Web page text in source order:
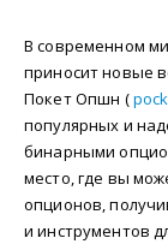
В современном
приносит новые
Покет Опшн (
популярных и
бинарными
место, где вы
опционов,
и инструментов